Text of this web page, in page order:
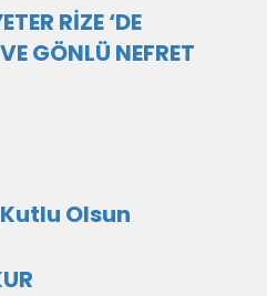
RİZE ‘DE
GÖNLÜ NEFRET
Olsun